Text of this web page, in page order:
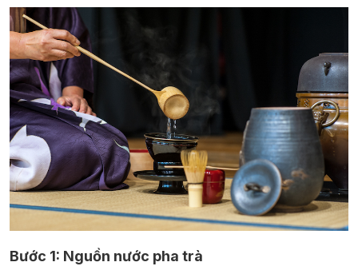
Bước 1: Nguồn nước pha trà